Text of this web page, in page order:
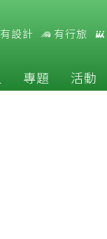
有設計 有行旅
專題 活動